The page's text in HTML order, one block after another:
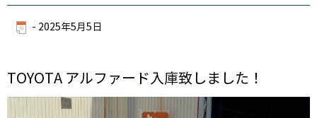
- 2025年5月5日
TOYOTA アルファード入庫致しました！